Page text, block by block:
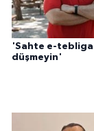
'Sahte e-
düşmeyin'